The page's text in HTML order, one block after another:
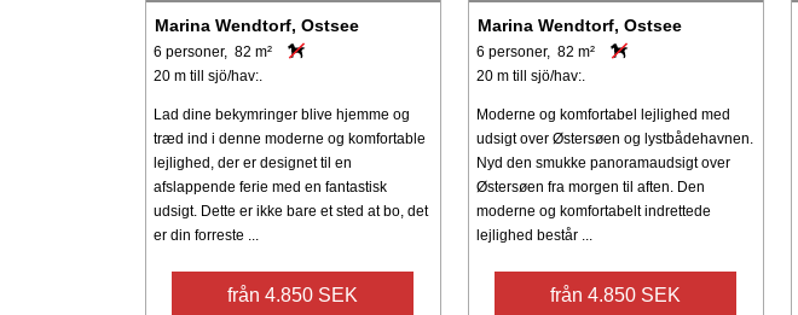
Marina Wendtorf, Ostsee
6 personer, 82 m²
20 m till sjö/hav:.
Lad dine bekymringer blive hjemme og
træd ind i denne moderne og komfortable
lejlighed, der er designet til en
afslappende ferie med en fantastisk
udsigt. Dette er ikke bare et sted at bo, det
er din forreste ...
från 4.850 SEK
Marina Wendtorf, Ostsee
6 personer, 82 m²
20 m till sjö/hav:.
Moderne og komfortabel lejlighed med
udsigt over Østersøen og lystbådehavnen.
Nyd den smukke panoramaudsigt over
Østersøen fra morgen til aften. Den
moderne og komfortabelt indrettede
lejlighed består ...
från 4.850 SEK